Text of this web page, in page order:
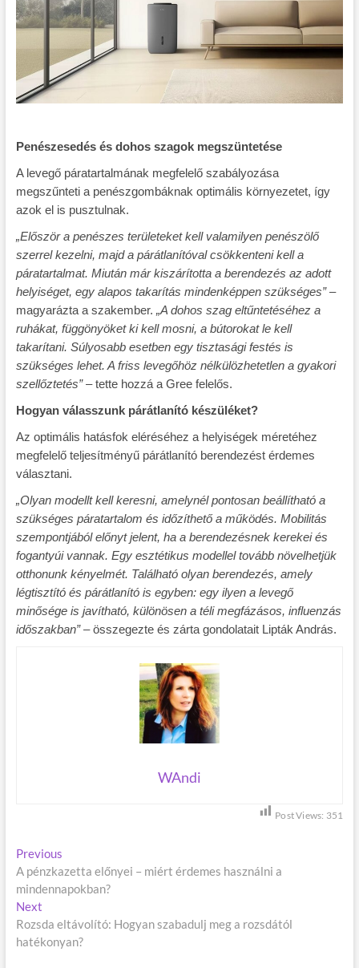
Penészesedés és dohos szagok megszüntetése
A levegő páratartalmának megfelelő szabályozása
megszűnteti a penészgombáknak optimális környezetet, így
azok el is pusztulnak.
„Először a penészes területeket kell valamilyen penészölő
szerrel kezelni, majd a párátlanítóval csökkenteni kell a
páratartalmat. Miután már kiszárította a berendezés az adott
helyiséget, egy alapos takarítás mindenképpen szükséges”–
magyarázta a szakember. „A dohos szag eltűntetéséhez a
ruhákat, függönyöket ki kell mosni, a bútorokat le kell
takarítani. Súlyosabb esetben egy tisztasági festés is
szükséges lehet. A friss levegőhöz nélkülözhetetlen a gyakori
szellőztetés”– tette hozzá a Gree felelős.
Hogyan válasszunk párátlanító készüléket?
Az optimális hatásfok eléréséhez a helyiségek méretéhez
megfelelő teljesítményű párátlanító berendezést érdemes
választani.
„Olyan modellt kell keresni, amelynél pontosan beállítható a
szükséges páratartalom és időzíthető a működés. Mobilitás
szempontjából előnyt jelent, ha a berendezésnek kerekei és
fogantyúi vannak. Egy esztétikus modellel tovább növelhetjük
otthonunk kényelmét. Található olyan berendezés, amely
légtisztító és párátlanító is egyben: egy ilyen a levegő
minősége is javítható, különösen a téli megfázásos, influenzás
időszakban”– összegezte és zárta gondolatait Lipták András.
WAndi
Post Views: 351
B
e
j
e
Previous
r
e
i
o
A pénzkazetta előnyei – miért érdemes használni a
mindennapokban?
Next
e
x
Rozsda eltávolító: Hogyan szabadulj meg a rozsdától
hatékonyan?